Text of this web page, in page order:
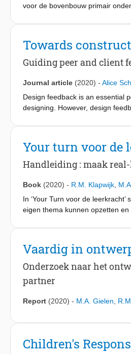
voor de bovenbouw primair
heeft de leerkracht een kant-en-
voor ontwerpend leren,
met plaatjes, kiezen met een
Towards
Guiding peer and client
Journal article (2020) - Alice
Design feedback is an essential
designing. However, design
during a real-life design project
according to the following key
stimulate critical reflection and
feedback, and (3) provide a
results show that the
within the feedback dialogues,
feedback interventions. With
Your turn voor de
Handleiding : maak
Book (2020) - R.M. Klapwijk
In ‘Your Turn voor de
eigen thema kunnen opzetten
ervaring op met ontwerpen rond
handen om creativiteit,
een keuzekruis of het maken
Vaardig in
Onderzoek naar het
partner
Report (2020) - M.A. Gielen
Children's